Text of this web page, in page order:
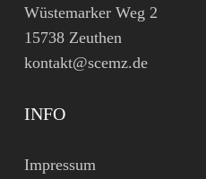
Wüstemarker Weg 2
15738 Zeuthen
kontakt@scemz.de
INFO
Impressum